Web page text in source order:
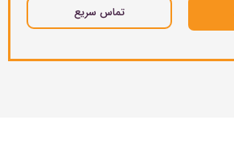
تماس سریع